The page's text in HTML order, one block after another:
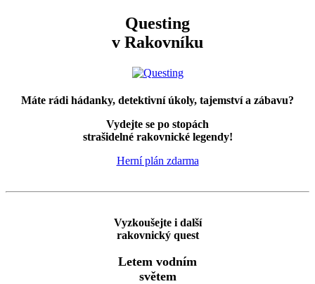
Questing
v Rakovníku
Máte rádi hádanky, detektivní úkoly, tajemství a zábavu?
Vydejte se po stopách
strašidelné rakovnické legendy!
Herní plán zdarma
Vyzkoušejte i další
rakovnický quest
Letem vodním
světem